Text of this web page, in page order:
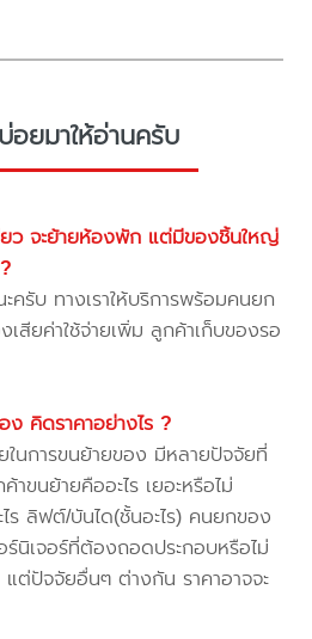
อยมาให้อ่านครับ
ว จะย้ายห้องพัก แต่มีของชิ้นใหญ่
ครับ ทางเราให้บริการพร้อมคนยก
สียค่าใช้จ่ายเพิ่ม ลูกค้าเก็บของรอ
ง คิดราคาอย่างไร ?
ในการขนย้ายของ มีหลายปัจจัยที่
ขนย้ายคืออะไร เยอะหรือไม่
ร ลิฟต์/บันได(ชั้นอะไร) คนยกของ
ร์นิเจอร์ที่ต้องถอดประกอบหรือไม่
แต่ปัจจัยอื่นๆ ต่างกัน ราคาอาจจะ